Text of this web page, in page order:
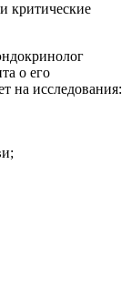
критические
о его
на исследования: